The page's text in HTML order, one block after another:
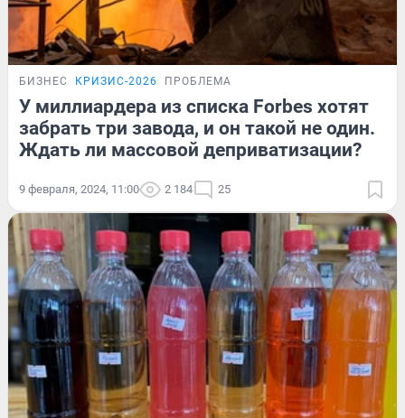
БИЗНЕС КРИЗИС-2026 ПРОБЛЕМА
У миллиардера из списка Forbes хотят
забрать три завода, и он такой не один.
Ждать ли массовой деприватизации?
9 февраля, 2024, 11:00 2 184 25